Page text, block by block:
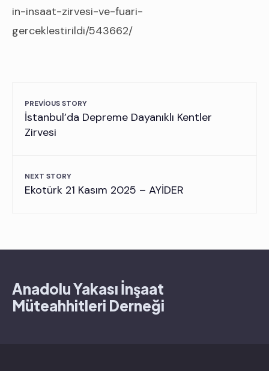
in-insaat-zirvesi-ve-fuari-
gerceklestirildi/543662/
PREVIOUS STORY
İstanbul’da Depreme Dayanıklı Kentler
Zirvesi
NEXT STORY
Ekotürk 21 Kasım 2025 – AYİDER
Anadolu Yakası İnşaat
Müteahhitleri Derneği